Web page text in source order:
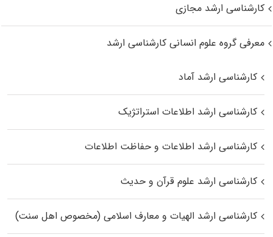
کارشناسی ارشد مجازی
معرفی گروه علوم انسانی کارشناسی ارشد
کارشناسی ارشد آماد
کارشناسی ارشد اطلاعات استراتژیک
کارشناسی ارشد اطلاعات و حفاظت اطلاعات
کارشناسی ارشد علوم قرآن و حدیث
کارشناسی ارشد الهیات و معارف اسلامی (مخصوص اهل سنت)